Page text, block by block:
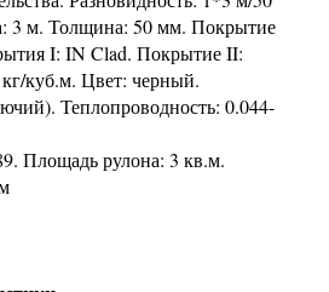
м. Толщина: 50 мм. Покрытие
I: IN Clad. Покрытие II:
куб.м. Цвет: черный.
Теплопроводность: 0.044-
Площадь рулона: 3 кв.м.